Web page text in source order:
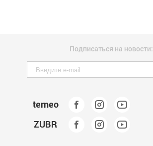
Подписаться на новости:
terneo
ZUBR